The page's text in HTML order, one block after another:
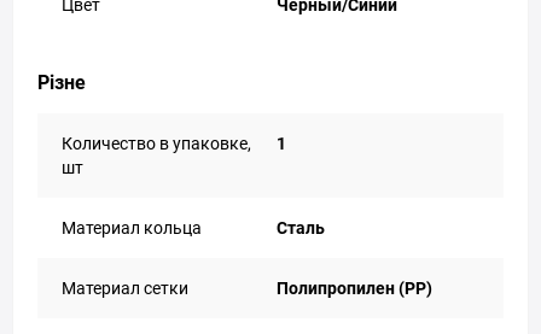
Цвет Черный/Синий
Різне
Количество в упаковке,
шт
1
Материал кольца Сталь
Материал сетки Полипропилен (PP)